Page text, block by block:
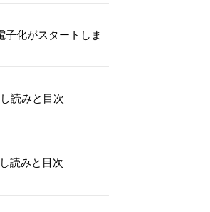
子化がスタートしま
読みと目次
読みと目次